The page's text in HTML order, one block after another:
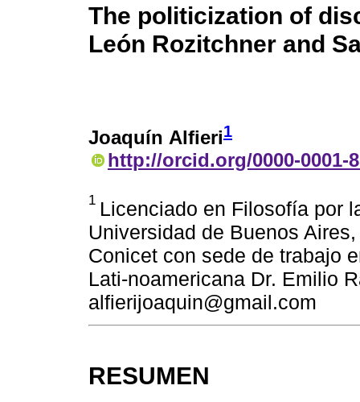
The politicization of
León Rozitchner and
Joaquín Alfieri1
http://orcid.org/0000-0001-
1 Licenciado en Filosofía por
Universidad de Buenos
Conicet con sede de trabajo
Lati-noamericana Dr. Emilio
alfierijoaquin@gmail.com
RESUMEN